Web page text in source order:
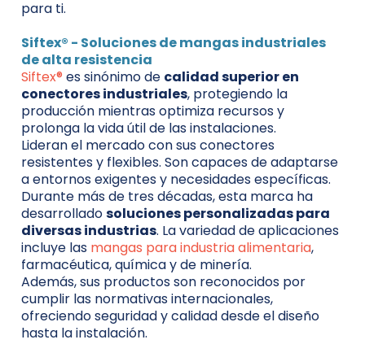
para ti.
Siftex® - Soluciones de mangas industriales
de alta resistencia
Siftex® es sinónimo de calidad superior en
conectores industriales, protegiendo la
producción mientras optimiza recursos y
prolonga la vida útil de las instalaciones.
Lideran el mercado con sus conectores
resistentes y flexibles. Son capaces de adaptarse
a entornos exigentes y necesidades específicas.
Durante más de tres décadas, esta marca ha
desarrolladosoluciones personalizadas para
diversas industrias. La variedad de aplicaciones
incluye las mangas para industria alimentaria,
farmacéutica, química y de minería.
Además, sus productos son reconocidos por
cumplir las normativas internacionales,
ofreciendo seguridad y calidad desde el diseño
hasta la instalación.